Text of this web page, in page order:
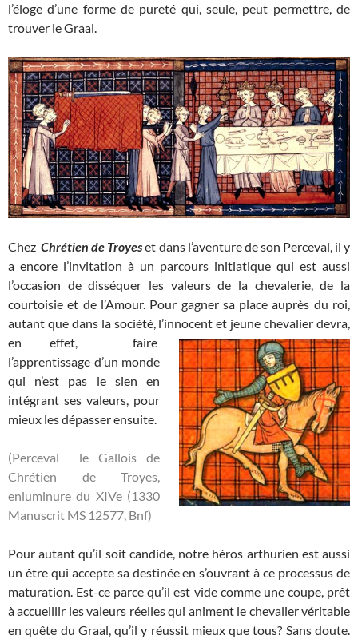
l’éloge d’une forme de pureté qui, seule, peut permettre, de
trouver le Graal.
ChezChrétien de Troyeset dans l’aventure de son Perceval, il y
a encore l’invitation à un parcours initiatique qui est aussi
l’occasion de disséquer les valeurs de la chevalerie, de la
courtoisie et de l’Amour. Pour gagner sa place auprès du roi,
autant que dans la société, l’innocent et jeune chevalier devra,
en effet,
faire
l’apprentissage d’un monde
qui n’est pas le sien en
intégrant ses valeurs, pour
mieux les dépasser ensuite.
(Perceval le Gallois de
Chrétien de Troyes,
enluminure du XIVe (1330
Manuscrit MS 12577, Bnf)
Pour autant qu’il soit candide, notre héros arthurien est aussi
un être qui accepte sa destinée en s’ouvrant à ce processus de
maturation. Est-ce parce qu’il est vide comme une coupe, prêt
à accueillir les valeurs réelles qui animent le chevalier véritable
en quête du Graal, qu’il y réussit mieux que tous? Sans doute.